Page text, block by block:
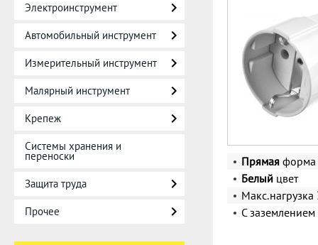
Электроинструмент
Автомобильный инструмент
Измерительный инструмент
Малярный инструмент
Крепеж
Системы хранения и
переноски
Защита труда
Прочее
Прямая форма
Белый цвет
Макс.нагрузка
С заземлением